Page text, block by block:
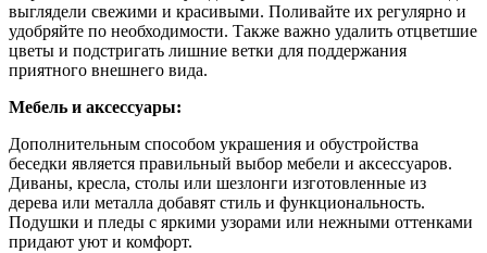
выглядели свежими и красивыми. Поливайте их регулярно и
удобряйте по необходимости. Также важно удалить отцветшие
цветы и подстригать лишние ветки для поддержания
приятного внешнего вида.
Мебель и аксессуары:
Дополнительным способом украшения и обустройства
беседки является правильный выбор мебели и аксессуаров.
Диваны, кресла, столы или шезлонги изготовленные из
дерева или металла добавят стиль и функциональность.
Подушки и пледы с яркими узорами или нежными оттенками
придают уют и комфорт.